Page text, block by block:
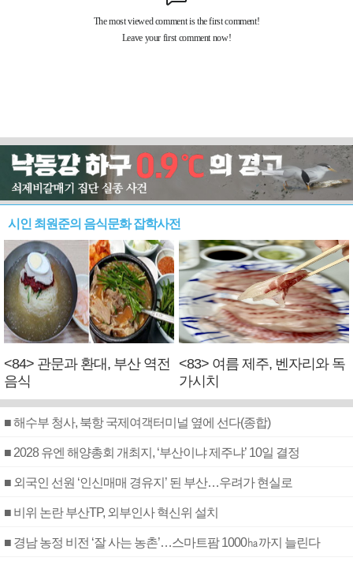
시인 최원준의 음식문화 잡학사전
<84> 관문과 환대, 부산 역전
음식
<83> 여름 제주, 벤자리와 독
가시치
■ 해수부 청사, 북항 국제여객터미널 옆에 선다(종합)
■ 2028 유엔 해양총회 개최지, ‘부산이냐 제주냐’ 10일 결정
■ 외국인 선원 ‘인신매매 경유지’ 된 부산…우려가 현실로
■ 비위 논란 부산TP, 외부인사 혁신위 설치
■ 경남 농정 비전 ‘잘 사는 농촌’…스마트팜 1000㏊까지 늘린다